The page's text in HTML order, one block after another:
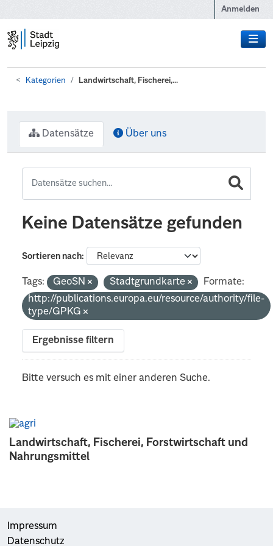
Anmelden
Kategorien Landwirtschaft, Fischerei,...
Landwirtschaft, Fischerei, Forstwirtschaft und
Nahrungsmittel
Datensätze Über uns
Keine Datensätze gefunden
Sortieren nach
Tags: GeoSN Stadtgrundkarte
Formate:
http://publications.europa.eu/resource/authority/file-
type/GPKG
Ergebnisse filtern
Bitte versuch es mit einer anderen Suche.
Impressum
Datenschutz